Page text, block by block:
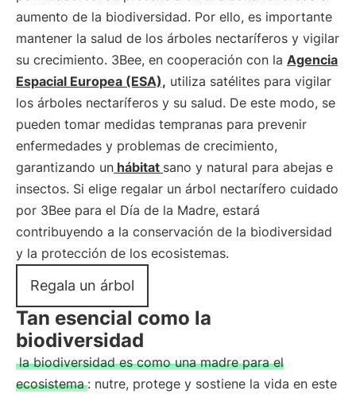
aumento de la biodiversidad. Por ello, es importante
mantener la salud de los árboles nectaríferos y vigilar
su crecimiento. 3Bee, en cooperación con la Agencia
Espacial Europea (ESA), utiliza satélites para vigilar
los árboles nectaríferos y su salud. De este modo, se
pueden tomar medidas tempranas para prevenir
enfermedades y problemas de crecimiento,
garantizando un hábitat sano y natural para abejas e
insectos. Si elige regalar un árbol nectarífero cuidado
por 3Bee para el Día de la Madre, estará
contribuyendo a la conservación de la biodiversidad
y la protección de los ecosistemas.
Regala un árbol
Tan esencial como la
biodiversidad
la biodiversidad es como una madre para el
ecosistema : nutre, protege y sostiene la vida en este